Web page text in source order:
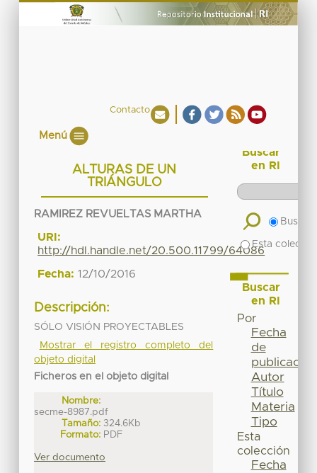
Contacto
Menú
ALTURAS DE UN
TRIÁNGULO
RAMIREZ REVUELTAS MARTHA
URI:
http://hdl.handle.net/20.500.11799/64086
Fecha: 12/10/2016
Descripción:
SÓLO VISIÓN PROYECTABLES
Mostrar el registro completo del
objeto digital
Ficheros en el objeto digital
Nombre:
secme-8987.pdf
Tamaño: 324.6Kb
Formato: PDF
Ver documento
Buscar
en RI
Buscar
Esta
Buscar
en RI
Por
Fecha
de
publicación
Autor
Título
Materia
Tipo
Esta
colección
Fecha